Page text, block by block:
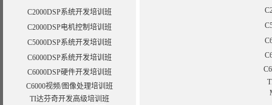
C2000DSP系统开发培训班
C2000DSP电机控制培训班
C5000DSP系统开发培训班
C6000DSP系统开发培训班
C6000DSP硬件开发培训班
C6000视频/图像处理培训班
TI达芬奇开发高级培训班